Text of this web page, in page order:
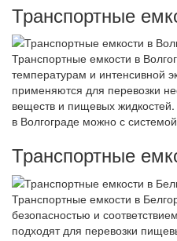
Транспортные
Транспортные емкости в
температурам и интенсивной
применяются для перевозки
веществ и пищевых
в Волгограде можно с
Транспортные
Транспортные емкости в
безопасностью и
подходят для перевозки